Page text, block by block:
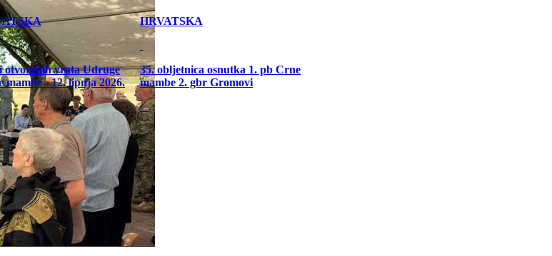
otvorenih vrata Udruge
mambe - 12. lipnja 2026.
HRVATSKA
35. obljetnica osnutka 1. pb Crne
mambe 2. gbr Gromovi